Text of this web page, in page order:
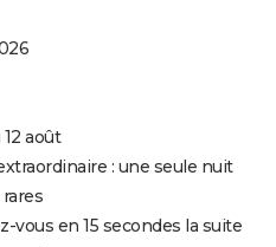
août
: une seule nuit
vous en 15 secondes la suite